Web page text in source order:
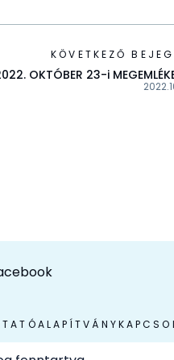
KÖVETKEZŐ
OKTÓBER 23-i
ALAPÍTVÁNY